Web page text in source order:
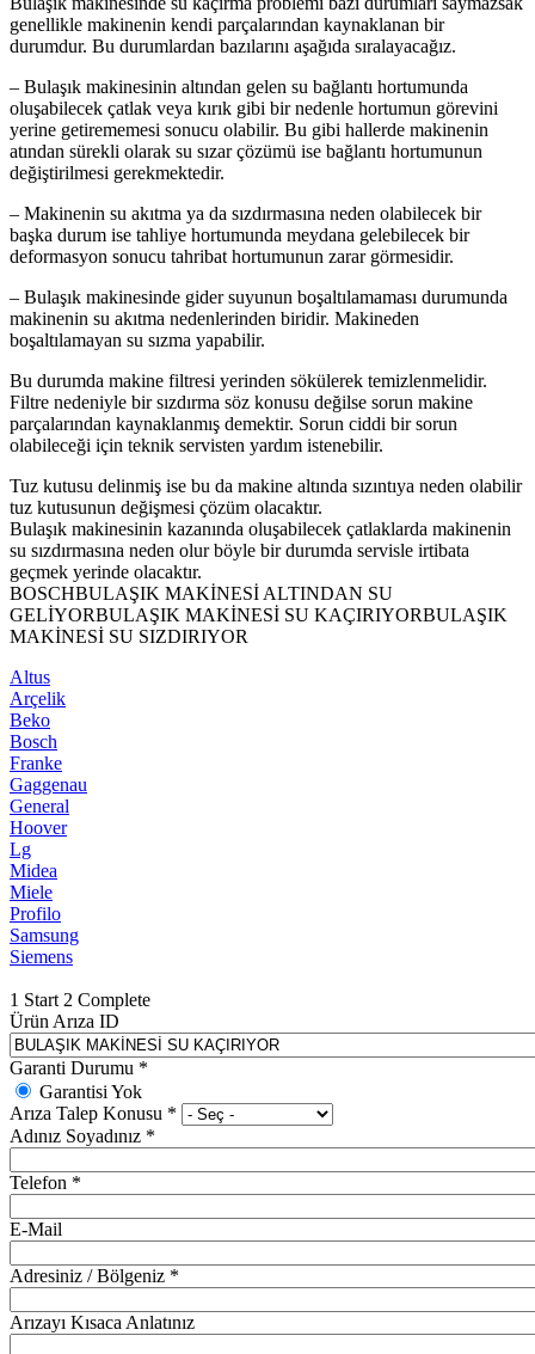
genellikle makinenin kendi parçalarından kaynaklanan bir
durumdur. Bu durumlardan bazılarını aşağıda sıralayacağız.
– Bulaşık makinesinin altından gelen su bağlantı hortumunda
oluşabilecek çatlak veya kırık gibi bir nedenle hortumun görevini
yerine getirememesi sonucu olabilir. Bu gibi hallerde makinenin
atından sürekli olarak su sızar çözümü ise bağlantı hortumunun
değiştirilmesi gerekmektedir.
– Makinenin su akıtma ya da sızdırmasına neden olabilecek bir
başka durum ise tahliye hortumunda meydana gelebilecek bir
deformasyon sonucu tahribat hortumunun zarar görmesidir.
– Bulaşık makinesinde gider suyunun boşaltılamaması durumunda
makinenin su akıtma nedenlerinden biridir. Makineden
boşaltılamayan su sızma yapabilir.
Bu durumda makine filtresi yerinden sökülerek temizlenmelidir.
Filtre nedeniyle bir sızdırma söz konusu değilse sorun makine
parçalarından kaynaklanmış demektir. Sorun ciddi bir sorun
olabileceği için teknik servisten yardım istenebilir.
Tuz kutusu delinmiş ise bu da makine altında sızıntıya neden olabilir
tuz kutusunun değişmesi çözüm olacaktır.
Bulaşık makinesinin kazanında oluşabilecek çatlaklarda makinenin
su sızdırmasına neden olur böyle bir durumda servisle irtibata
geçmek yerinde olacaktır.
BOSCHBULAŞIK MAKİNESİ ALTINDAN SU
GELİYORBULAŞIK MAKİNESİ SU KAÇIRIYORBULAŞIK
MAKİNESİ SU SIZDIRIYOR
Altus
Arçelik
Beko
Bosch
Franke
Gaggenau
General
Hoover
Lg
Midea
Miele
Profilo
Samsung
Siemens
1 Start 2 Complete
Ürün Arıza ID
Garanti Durumu *
Garantisi Yok
Arıza Talep Konusu *
Adınız Soyadınız *
Telefon *
E-Mail
Adresiniz / Bölgeniz *
Arızayı Kısaca Anlatınız